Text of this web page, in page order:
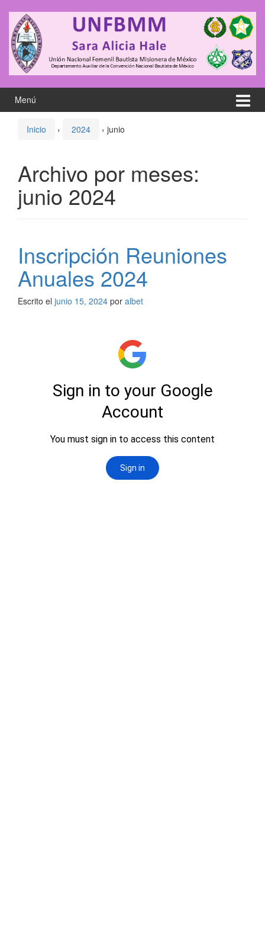
contenido
meú
principal
Menú
Inicio › 2024 › junio
Archivo por meses:
junio 2024
Inscripción Reuniones
Anuales 2024
Escrito el junio 15, 2024 por albet